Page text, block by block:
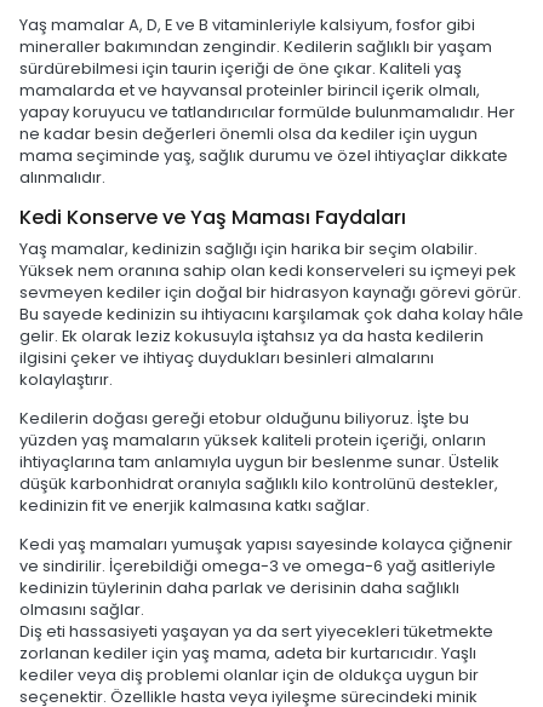
Yaş mamalar A, D, E ve B vitaminleriyle kalsiyum, fosfor gibi
mineraller bakımından zengindir. Kedilerin sağlıklı bir yaşam
sürdürebilmesi için taurin içeriği de öne çıkar. Kaliteli yaş
mamalarda et ve hayvansal proteinler birincil içerik olmalı,
yapay koruyucu ve tatlandırıcılar formülde bulunmamalıdır. Her
ne kadar besin değerleri önemli olsa da kediler için uygun
mama seçiminde yaş, sağlık durumu ve özel ihtiyaçlar dikkate
alınmalıdır.
Kedi Konserve ve Yaş Maması Faydaları
Yaş mamalar, kedinizin sağlığı için harika bir seçim olabilir.
Yüksek nem oranına sahip olan kedi konserveleri su içmeyi pek
sevmeyen kediler için doğal bir hidrasyon kaynağı görevi görür.
Bu sayede kedinizin su ihtiyacını karşılamak çok daha kolay hâle
gelir. Ek olarak leziz kokusuyla iştahsız ya da hasta kedilerin
ilgisini çeker ve ihtiyaç duydukları besinleri almalarını
kolaylaştırır.
Kedilerin doğası gereği etobur olduğunu biliyoruz. İşte bu
yüzden yaş mamaların yüksek kaliteli protein içeriği, onların
ihtiyaçlarına tam anlamıyla uygun bir beslenme sunar. Üstelik
düşük karbonhidrat oranıyla sağlıklı kilo kontrolünü destekler,
kedinizin fit ve enerjik kalmasına katkı sağlar.
Kedi yaş mamaları yumuşak yapısı sayesinde kolayca çiğnenir
ve sindirilir. İçerebildiği omega-3 ve omega-6 yağ asitleriyle
kedinizin tüylerinin daha parlak ve derisinin daha sağlıklı
olmasını sağlar.
Diş eti hassasiyeti yaşayan ya da sert yiyecekleri tüketmekte
zorlanan kediler için yaş mama, adeta bir kurtarıcıdır. Yaşlı
kediler veya diş problemi olanlar için de oldukça uygun bir
seçenektir. Özellikle hasta veya iyileşme sürecindeki minik